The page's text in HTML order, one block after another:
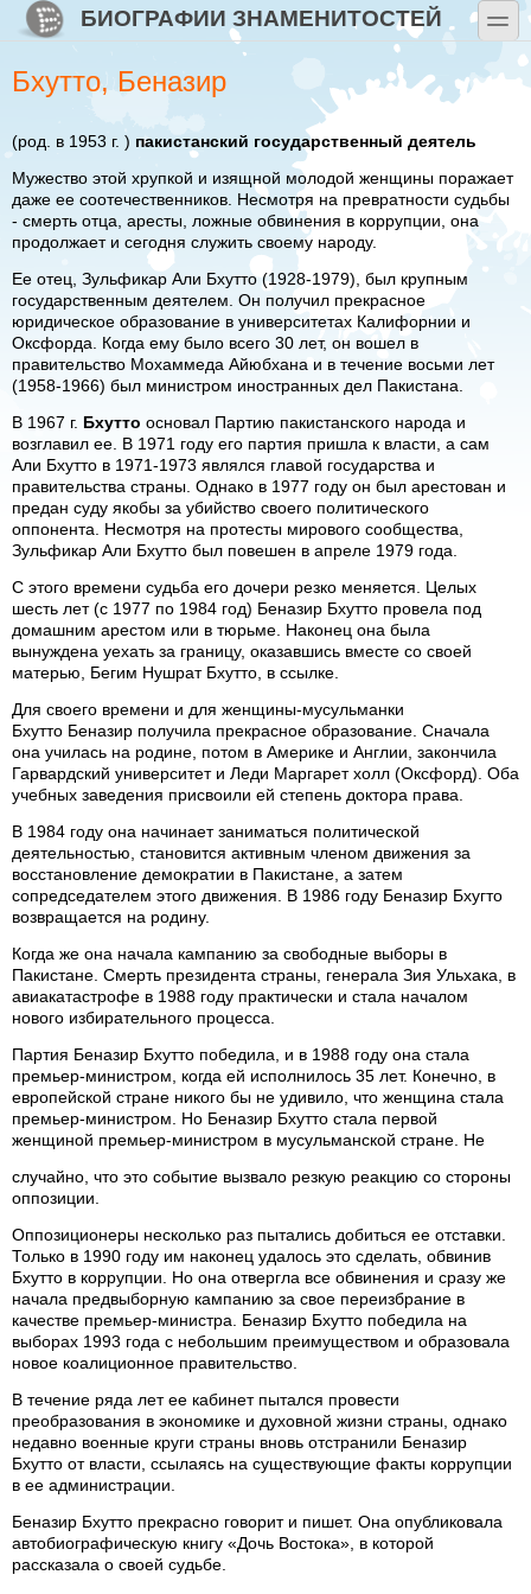
Перейти к основному содержанию
Skip to searchБИОГРАФИИ ЗНАМЕНИТОСТЕЙ toggle
Бхутто, Беназир
(род. в 1953 г. ) пакистанский государственный деятель
Мужество этой хрупкой и изящной молодой женщины поражает
даже ее соотечественников. Несмотря на превратности судьбы
- смерть отца, аресты, ложные обвинения в коррупции, она
продолжает и сегодня служить своему народу.
Ее отец, Зульфикар Али Бхутто (1928-1979), был крупным
государственным деятелем. Он получил прекрасное
юридическое образование в университетах Калифорнии и
Оксфорда. Когда ему было всего 30 лет, он вошел в
правительство Мохаммеда Айюбхана и в течение восьми лет
(1958-1966) был министром иностранных дел Пакистана.
В 1967 г. Бхутто основал Партию пакистанского народа и
возглавил ее. В 1971 году его партия пришла к власти, а сам
Али Бхутто в 1971-1973 являлся главой государства и
правительства страны. Однако в 1977 году он был арестован и
предан суду якобы за убийство своего политического
оппонента. Несмотря на протесты мирового сообщества,
Зульфикар Али Бхутто был повешен в апреле 1979 года.
С этого времени судьба его дочери резко меняется. Целых
шесть лет (с 1977 по 1984 год) Беназир Бхутто провела под
домашним арестом или в тюрьме. Наконец она была
вынуждена уехать за границу, оказавшись вместе со своей
матерью, Бегим Нушрат Бхутто, в ссылке.
Для своего времени и для женщины-мусульманки
Бхутто Беназир получила прекрасное образование. Сначала
она училась на родине, потом в Америке и Англии, закончила
Гарвардский университет и Леди Маргарет холл (Оксфорд). Оба
учебных заведения присвоили ей степень доктора права.
В 1984 году она начинает заниматься политической
деятельностью, становится активным членом движения за
восстановление демократии в Пакистане, а затем
сопредседателем этого движения. В 1986 году Беназир Бхугто
возвращается на родину.
Когда же она начала кампанию за свободные выборы в
Пакистане. Смерть президента страны, генерала Зия Ульхака, в
авиакатастрофе в 1988 году практически и стала началом
нового избирательного процесса.
Партия Беназир Бхутто победила, и в 1988 году она стала
премьер-министром, когда ей исполнилось 35 лет. Конечно, в
европейской стране никого бы не удивило, что женщина стала
премьер-министром. Но Беназир Бхутто стала первой
женщиной премьер-министром в мусульманской стране. Не
случайно, что это событие вызвало резкую реакцию со стороны
оппозиции.
Оппозиционеры несколько раз пытались добиться ее отставки.
Только в 1990 году им наконец удалось это сделать, обвинив
Бхутто в коррупции. Но она отвергла все обвинения и сразу же
начала предвыборную кампанию за свое переизбрание в
качестве премьер-министра. Беназир Бхутто победила на
выборах 1993 года с небольшим преимуществом и образовала
новое коалиционное правительство.
В течение ряда лет ее кабинет пытался провести
преобразования в экономике и духовной жизни страны, однако
недавно военные круги страны вновь отстранили Беназир
Бхутто от власти, ссылаясь на существующие факты коррупции
в ее администрации.
Беназир Бхутто прекрасно говорит и пишет. Она опубликовала
автобиографическую книгу «Дочь Востока», в которой
рассказала о своей судьбе.